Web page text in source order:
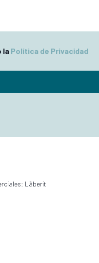
la Política de Privacidad
Lãberit